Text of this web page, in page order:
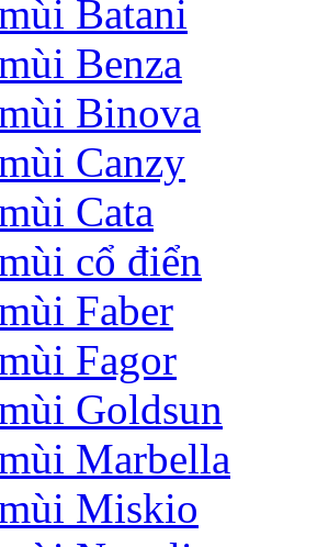
Batani
Benza
Binova
Canzy
Cata
cổ điển
Faber
Fagor
Goldsun
Marbella
Miskio